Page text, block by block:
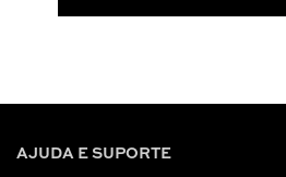
AJUDA E SUPORTE